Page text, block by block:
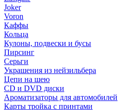
Joker
Voron
Каффы
Кольца
Кулоны, подвески и бусы
Пирсинг
Серьги
Украшения из нейзильбера
Цепи на шею
CD и DVD диски
Ароматизаторы для автомобилей
Карты тройка с принтами